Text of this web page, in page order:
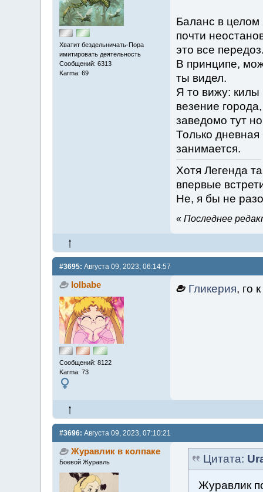
Хватит бездельничать-Пора
имитировать деятельность
Сообщений: 6313
Karma: 69
Баланс в целом
почти
это все
В принципе,
ты видел.
Я то вижу:
везение
заведомо тут
Только
занимается.
Хотя Легенда
впервые
Не, я бы не
« Последнее
#3695: Августа 09, 2023, 06:14:57
lolbabe
Сообщений: 8122
Karma: 73
Гликерия, го
#3696: Августа 09, 2023, 07:10:21
Журавлик в колпаке
Боевой Журавль Цитата:
Журавлик